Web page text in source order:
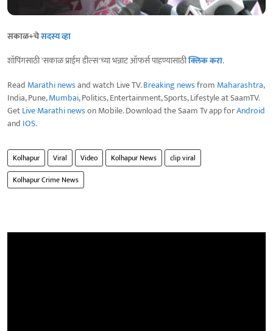
सकाळ+चेसदस्य व्हा
शॉपिंगसाठी 'सकाळ प्राईम डील्स'च्या भन्नाट ऑफर्स पाहण्यासाठीक्लिक करा.
Read Marathi newsand watch Live TV.Breaking newsfrom Maharashtra,
India, Pune,Mumbai, Politics, Entertainment, Sports, Lifestyle at SaamTV.
GetLive Marathi newson Mobile. Download the Saam Tv app forAndroid
and IOS.
Kolhapur Viral Video Kolhapur News
clip viral
Kolhapur Crime News